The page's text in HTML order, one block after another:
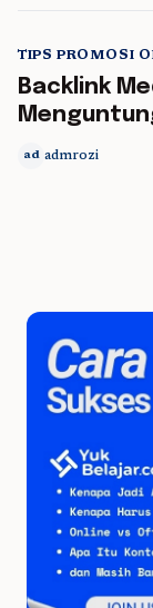
TIPS PROMOSI
Backlink
ad admrozi